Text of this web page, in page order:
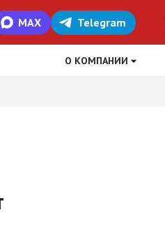
MAX Telegram
О КОМПАНИИ